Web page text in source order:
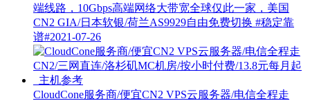
端线路，10Gbps高端网络大带宽全球仅此一家，美国
CN2 GIA/日本软银/荷兰AS9929自由免费切换 #稳定靠
谱#2021-07-26
CloudCone服务商/便宜CN2 VPS云服务器/电信全程走